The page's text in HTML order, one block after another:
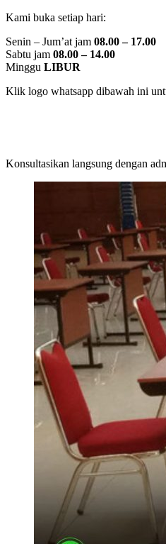
Kami buka setiap hari:
Senin – Jum’at jam 08.00 – 17.00
Sabtu jam 08.00 – 14.00
Minggu LIBUR
Klik logo whatsapp dibawah ini
Konsultasikan langsung dengan